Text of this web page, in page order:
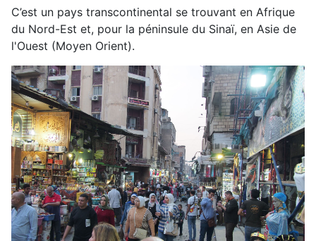
C’est un pays transcontinental se trouvant en Afrique
du Nord-Est et, pour la péninsule du Sinaï, en Asie de
l'Ouest (Moyen Orient).